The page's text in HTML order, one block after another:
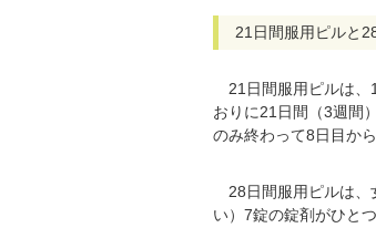
21日間服用ピルと
21日間服用ピルは、
おりに21日間（3週間
のみ終わって8日目か
28日間服用ピルは、
い）7錠の錠剤がひと